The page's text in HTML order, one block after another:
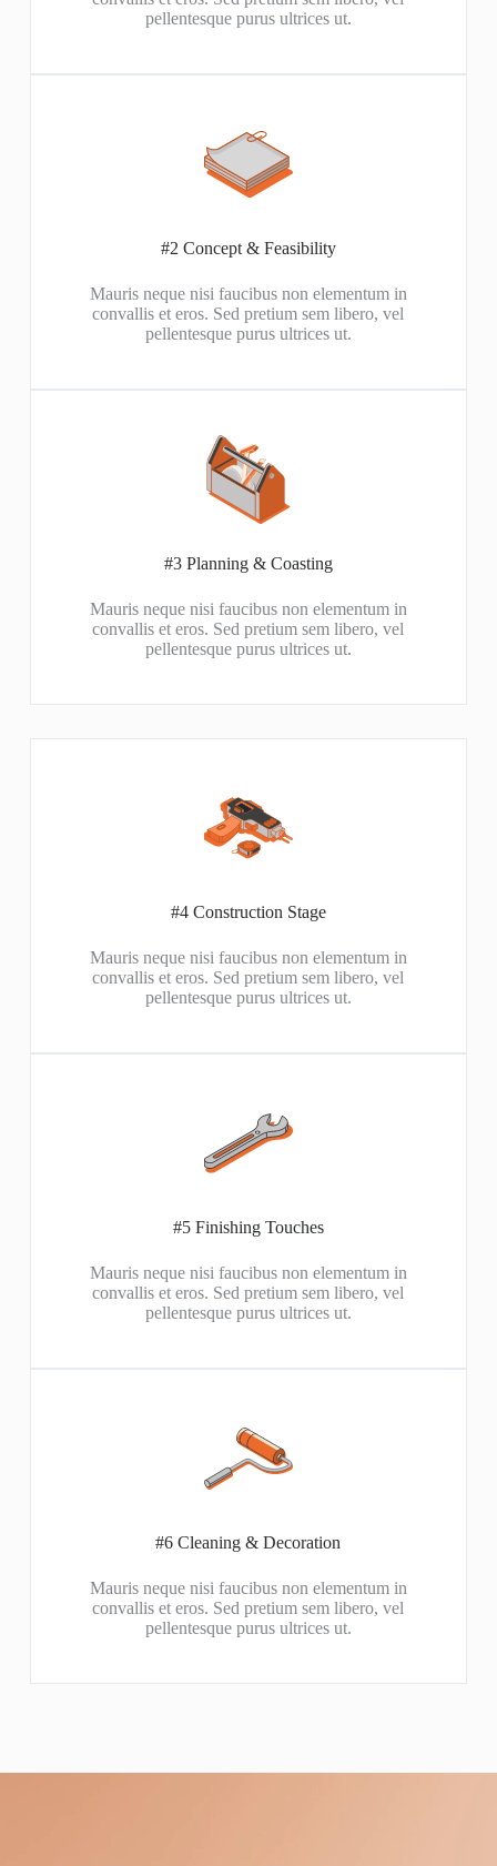
pellentesque purus ultrices ut.
#2 Concept & Feasibility​
Mauris neque nisi faucibus non elementum in
convallis et eros. Sed pretium sem libero, vel
pellentesque purus ultrices ut.
#3 Planning & Coasting​
Mauris neque nisi faucibus non elementum in
convallis et eros. Sed pretium sem libero, vel
pellentesque purus ultrices ut.
#4 Construction Stage​
Mauris neque nisi faucibus non elementum in
convallis et eros. Sed pretium sem libero, vel
pellentesque purus ultrices ut.
#5 Finishing Touches​
Mauris neque nisi faucibus non elementum in
convallis et eros. Sed pretium sem libero, vel
pellentesque purus ultrices ut.
#6 Cleaning & Decoration​
Mauris neque nisi faucibus non elementum in
convallis et eros. Sed pretium sem libero, vel
pellentesque purus ultrices ut.